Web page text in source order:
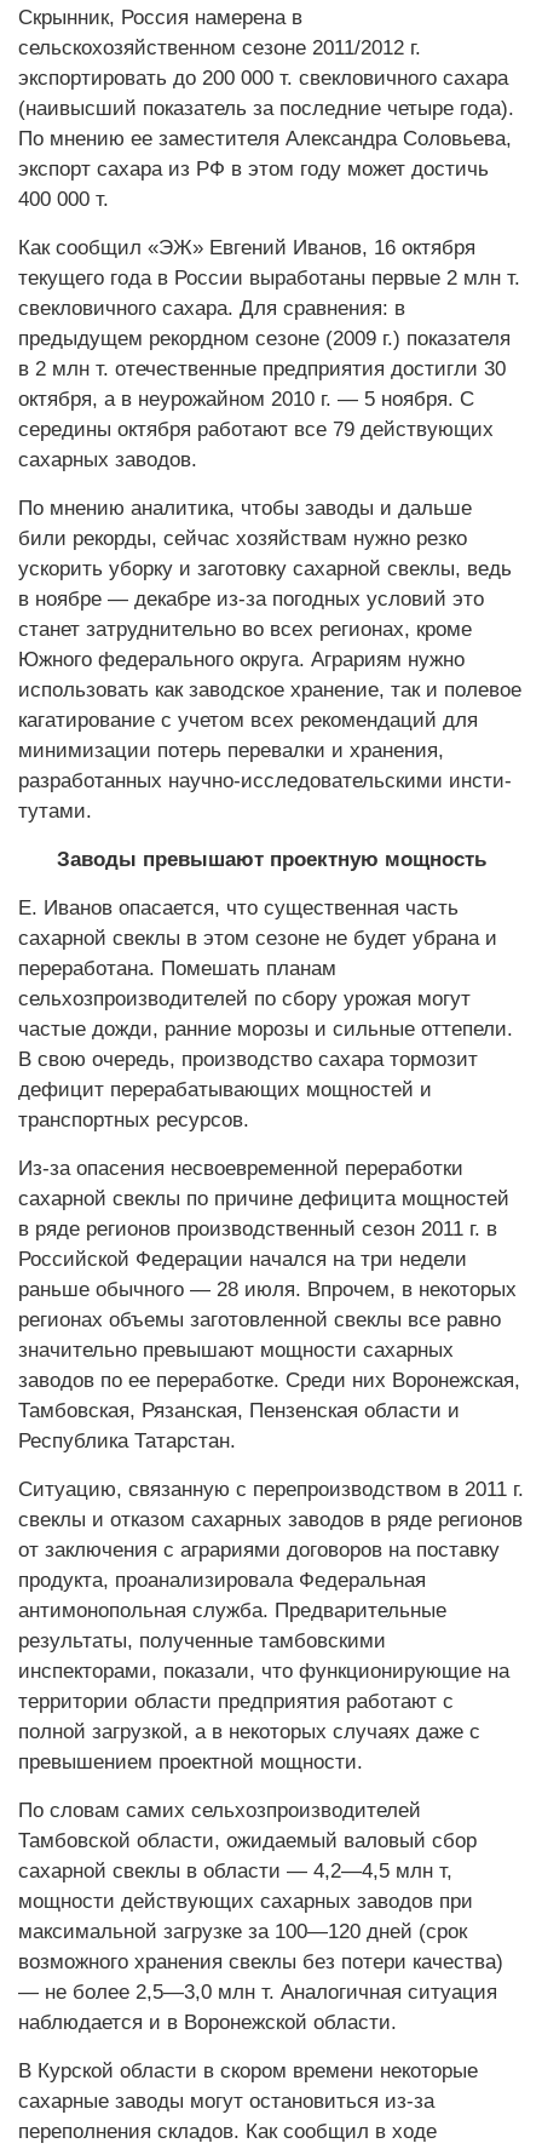
Скрынник, Россия намерена в
сельскохозяйственном сезоне 2011/2012 г.
экспортировать до 200 000 т. свекловичного сахара
(наивысший показатель за последние четыре года).
По мнению ее заместителя Александра Соловьева,
экспорт сахара из РФ в этом году может достичь
400 000 т.
Как сообщил «ЭЖ» Евгений Иванов, 16 октября
текущего года в России выработаны первые 2 млн т.
свекловичного сахара. Для сравнения: в
предыдущем рекордном сезоне (2009 г.) показателя
в 2 млн т. отечественные предприятия достигли 30
октября, а в неурожайном 2010 г. — 5 ноября. С
середины октября работают все 79 действующих
сахарных заводов.
По мнению аналитика, чтобы заводы и дальше
били рекорды, сейчас хозяйствам нужно резко
ускорить уборку и заготовку сахарной свеклы, ведь
в ноябре — декабре из-за погодных условий это
станет затруднительно во всех регионах, кроме
Южного федерального округа. Аграриям нужно
использовать как заводское хранение, так и полевое
кагатирование с учетом всех рекомендаций для
мини­мизации потерь перевалки и хранения,
разработанных научно-исследовательскими инсти­
тутами.
Заводы превышают проектную мощность
Е. Иванов опасается, что существенная часть
сахарной свеклы в этом сезоне не будет убрана и
переработана. Помешать планам
сельхозпроизводителей по сбору урожая могут
частые дожди, ранние морозы и сильные оттепели.
В свою очередь, производство сахара тормозит
дефицит перерабатывающих мощностей и
транспортных ресурсов.
Из-за опасения несвоевременной переработки
сахарной свеклы по причине дефицита мощностей
в ряде регионов производственный сезон 2011 г. в
Российской Федерации начался на три недели
раньше обычного — 28 июля. Впрочем, в некоторых
регионах объемы заготовленной свеклы все равно
значительно превышают мощности сахарных
заводов по ее переработке. Среди них Воронежская,
Тамбовская, Рязанская, Пензенская области и
Республика Татарстан.
Ситуацию, связанную с пере­производством в 2011 г.
свеклы и отказом сахарных заводов в ряде регионов
от заключения с аграриями договоров на поставку
продукта, проанализировала Федеральная
антимонопольная служба. Предварительные
результаты, полученные тамбовскими
инспекторами, показали, что функционирующие на
территории области предприятия работают с
полной загрузкой, а в некоторых случаях даже с
превышением проектной мощности.
По словам самих сельхозпроизводителей
Тамбовской области, ожидаемый валовый сбор
сахарной свеклы в области — 4,2—4,5 млн т,
мощности действующих сахарных заводов при
максимальной загрузке за 100—120 дней (срок
возможного хранения свеклы без потери качества)
— не более 2,5—3,0 млн т. Аналогичная ситуация
наблюдается и в Воронежской области.
В Курской области в скором времени некоторые
сахарные заводы могут остановиться из-за
переполнения складов. Как сообщил в ходе